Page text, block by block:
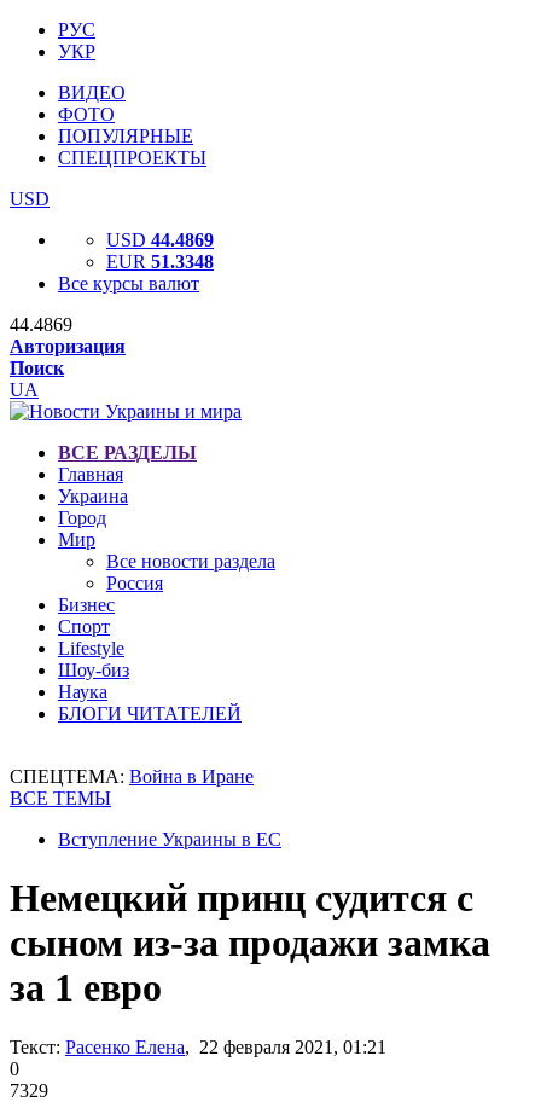
РУС
УКР
ВИДЕО
ФОТО
ПОПУЛЯРНЫЕ
СПЕЦПРОЕКТЫ
USD
USD 44.4869
EUR 51.3348
Все курсы валют
44.4869
Авторизация
Поиск
UA
ВСЕ РАЗДЕЛЫ
Главная
Украина
Город
Мир
Все новости раздела
Россия
Бизнес
Спорт
Lifestyle
Шоу-биз
Наука
БЛОГИ ЧИТАТЕЛЕЙ
СПЕЦТЕМА: Война в Иране
ВСЕ ТЕМЫ
Вступление Украины в ЕС
Немецкий принц судится с
сыном из-за продажи замка
за 1 евро
Текст: Расенко Елена, 22 февраля 2021, 01:21
0
7329